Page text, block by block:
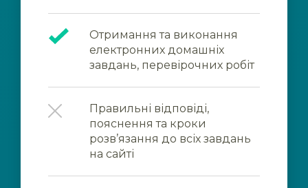
Отримання та виконання
електронних домашніх
завдань, перевірочних робіт
Правильні відповіді,
пояснення та кроки
розв’язання до всіх завдань
на сайті